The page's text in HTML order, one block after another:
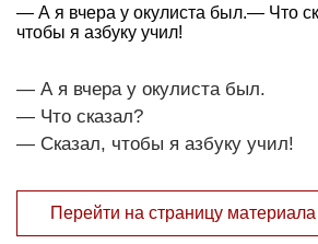
— А я вчера у окулиста был.— Что
чтобы я азбуку учил!
— А я вчера у окулиста был.
— Что сказал?
— Сказал, чтобы я азбуку учил!
Перейти на страницу материала